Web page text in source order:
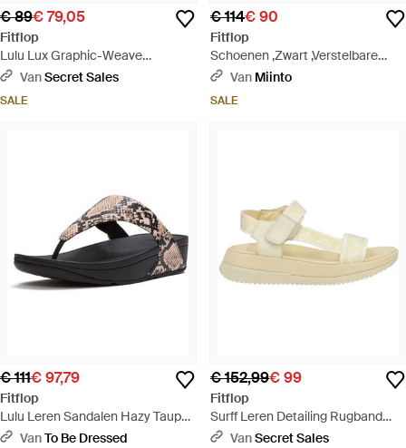
€ 89€ 79,05
Fitflop
Lulu Lux Graphic-Weave
Tussenschoen Leer Platino
VanSecret Sales
SALE
€ 114€ 90
Fitflop
Schoenen ,Zwart ,Verstelbare
Leren Sandalen Voor Vrouwen -
Van Miinto
SALE
€ 111€ 97,79
Fitflop
Lulu Leren Sandalen Hazy Taupe
- Zwart
VanTo Be Dressed
€ 152,99€ 99
Fitflop
Surff Leren Detailing Rugband
Sandalen (Geel) - Naturel
VanSecret Sales